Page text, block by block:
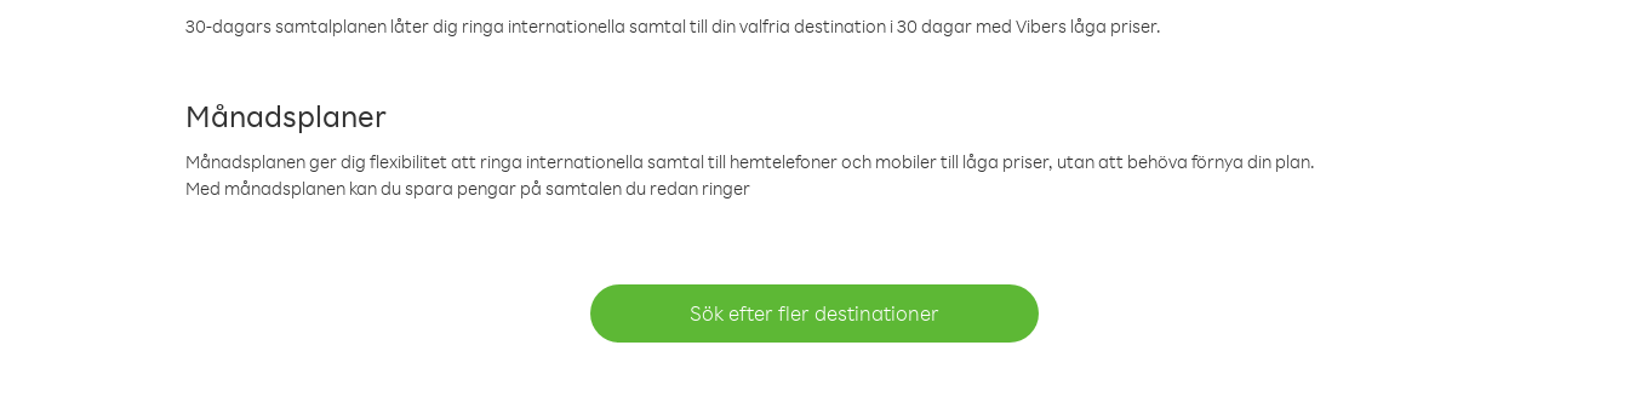
30-dagars samtalplanen låter dig ringa internationella samtal till din valfria destination i 30 dagar med Vibers låga priser.
Månadsplaner
Månadsplanen ger dig flexibilitet att ringa internationella samtal till hemtelefoner och mobiler till låga priser, utan att behöva förnya din plan.
Med månadsplanen kan du spara pengar på samtalen du redan ringer
Sök efter fler destinationer